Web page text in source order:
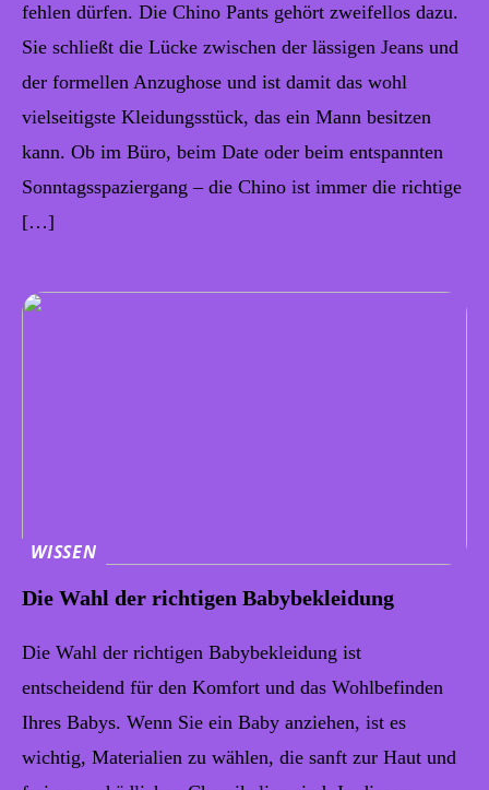
fehlen dürfen. Die Chino Pants gehört zweifellos dazu.
Sie schließt die Lücke zwischen der lässigen Jeans und
der formellen Anzughose und ist damit das wohl
vielseitigste Kleidungsstück, das ein Mann besitzen
kann. Ob im Büro, beim Date oder beim entspannten
Sonntagsspaziergang – die Chino ist immer die richtige
[…]
WISSEN
Die Wahl der richtigen Babybekleidung
Die Wahl der richtigen Babybekleidung ist
entscheidend für den Komfort und das Wohlbefinden
Ihres Babys. Wenn Sie ein Baby anziehen, ist es
wichtig, Materialien zu wählen, die sanft zur Haut und